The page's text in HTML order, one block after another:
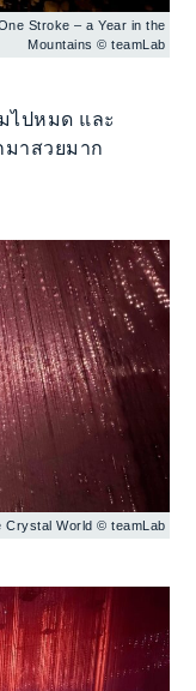
Stroke – a Year in the
Mountains © teamLab
ไปหมด และ
มาสวยมาก
Crystal World © teamLab